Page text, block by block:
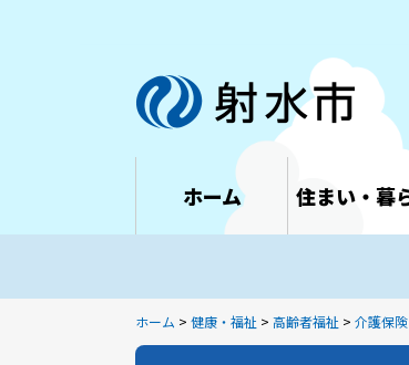
ホーム 住まい・暮
ホーム > 健康・福祉 > 高齢者福祉 > 介護保険